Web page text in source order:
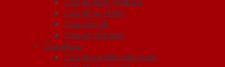
Cửa gỗ tự nhiên
Cửa vòm gỗ
Cửa gỗ nhà tắm
Cửa nhựa
Cửa nhựa ABS Hàn Quốc